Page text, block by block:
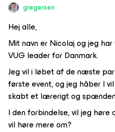
gregersen
Hej alle,
Mit navn er Nicolaj og jeg
VUG leader for Danmark.
Jeg vil i løbet af de næste
første event, og jeg håber I
skabt et lærerigt og
I den forbindelse, vil jeg
vil høre mere om?